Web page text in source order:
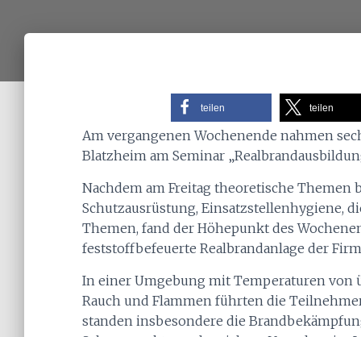
teilen teilen
Am vergangenen Wochenende nahmen
Blatzheim am Seminar
Nachdem am Freitag theoretische
Schutzausrüstung, Einsatzstellenhygiene,
Themen, fand der Höhepunkt des
feststoffbefeuerte Realbrandanlage der
In einer Umgebung mit Temperaturen von
Rauch und Flammen führten die
standen insbesondere die